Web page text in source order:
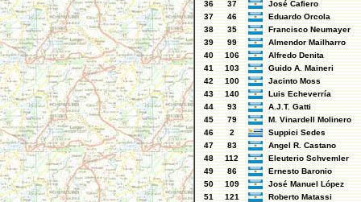
36
37
José Cafiero
37
46
Eduardo Orcola
38
35
Francisco Neumayer
39
99
Almendor Mailharro
40
106
Alfredo Denita
41
103
Guido A. Maineri
42
100
Jacinto Moss
43
140
Luis Echeverría
44
93
A.J.T. Gatti
45
79
M. Vinardell Molinero
46
2
Suppici Sedes
47
83
Angel R. Castano
48
112
Eleuterio Schvemler
49
86
Ernesto Baronio
50
109
José Manuel López
51
121
Roberto Matassi